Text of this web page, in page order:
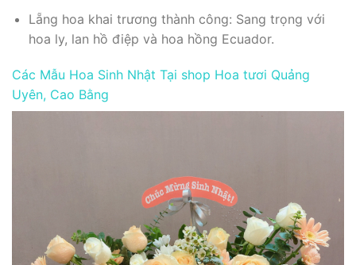
Lẵng hoa khai trương thành công: Sang trọng với
hoa ly, lan hồ điệp và hoa hồng Ecuador.
Các Mẫu Hoa Sinh Nhật Tại shop Hoa tươi Quảng
Uyên, Cao Bằng